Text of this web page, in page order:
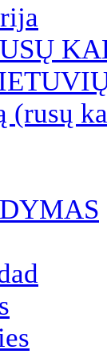
(rusų